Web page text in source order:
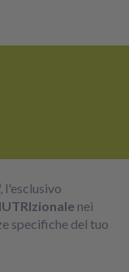
l'esclusivo
nei
specifiche del tuo